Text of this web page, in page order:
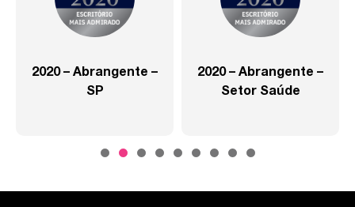
2020 – Abrangente –
SP
2020 – Abrangente –
Setor Saúde